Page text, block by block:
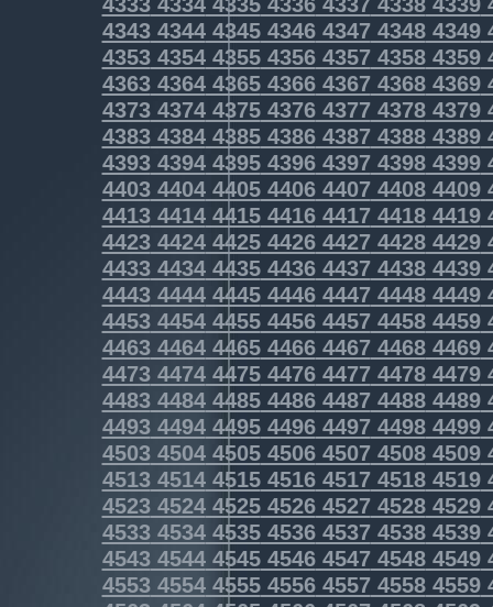
4343434443454346434743484349
4353435443554356435743584359
4363436443654366436743684369
4373437443754376437743784379
4383438443854386438743884389
4393439443954396439743984399
4403440444054406440744084409
4413441444154416441744184419
4423442444254426442744284429
4433443444354436443744384439
4443444444454446444744484449
4453445444554456445744584459
4463446444654466446744684469
4473447444754476447744784479
4483448444854486448744884489
4493449444954496449744984499
4503450445054506450745084509
4513451445154516451745184519
4523452445254526452745284529
4533453445354536453745384539
4543454445454546454745484549
4553455445554556455745584559